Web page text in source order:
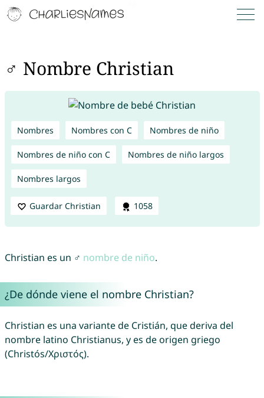
♂ Nombre Christian
Nombres Nombres con C Nombres de niño
Nombres de niño con C Nombres de niño largos
Nombres largos
Guardar Christian 1058
Christian es un ♂ nombre de niño.
¿De dónde viene el nombre Christian?
Christian es una variante de Cristián, que deriva del
nombre latino Christianus, y es de origen griego
(Christós/Χριστός).